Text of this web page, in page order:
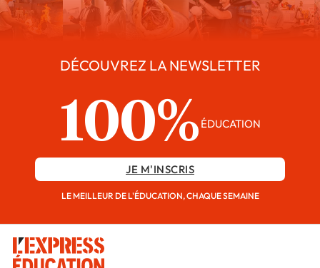
DÉCOUVREZ LA NEWSLETTER
100% ÉDUCATION
JE M'INSCRIS
LE MEILLEUR DE L'ÉDUCATION, CHAQUE SEMAINE